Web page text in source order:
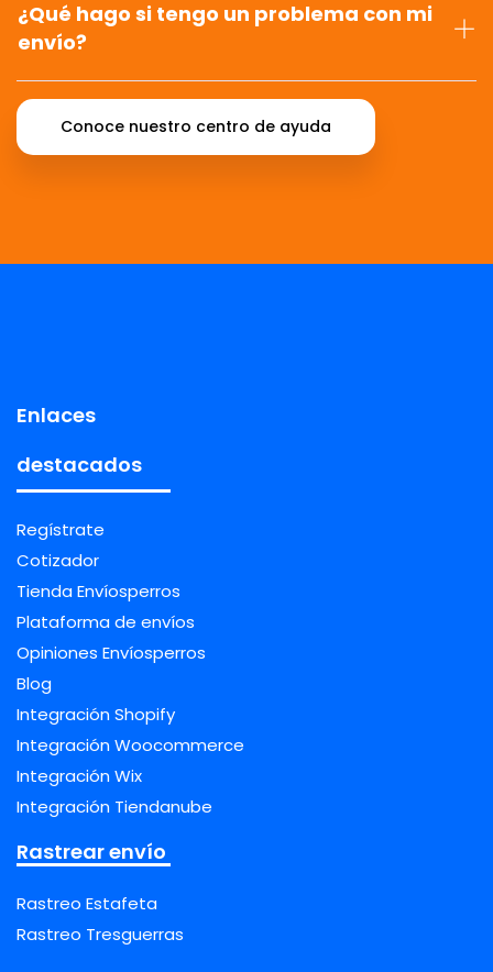
¿Qué hago si tengo un problema con mi
envío?
Conoce nuestro centro de ayuda
Enlaces
destacados
Regístrate
Cotizador
Tienda Envíosperros
Plataforma de envíos
Opiniones Envíosperros
Blog
Integración Shopify
Integración Woocommerce
Integración Wix
Integración Tiendanube
Rastrear envío
Rastreo Estafeta
Rastreo Tresguerras